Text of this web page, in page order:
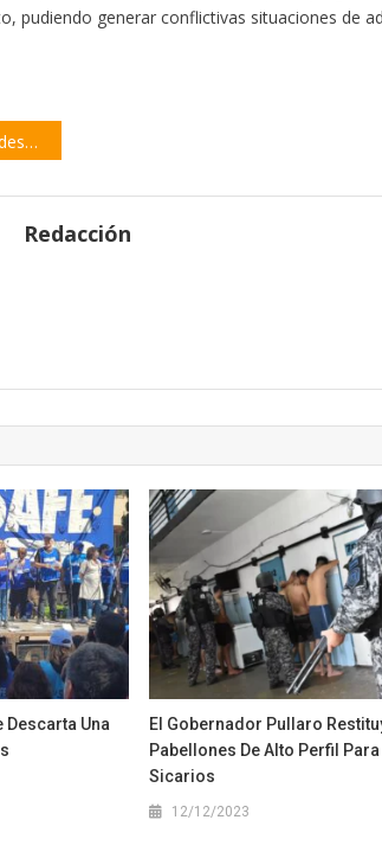
pudiendo generar conflictivas situaciones de
Redacción
Descarta Una
El Gobernador Pullaro
Pabellones De Alto Perfil
Sicarios
12/12/2023